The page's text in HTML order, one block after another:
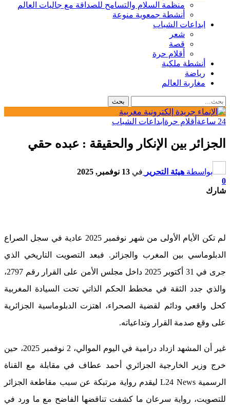
منظمة السلام والتسامح للصداقة مع جاليات العالم
أنشطة جمعوية منوعة
ابداعات الشباب
شعر
قصة
أقلام حرة
أنشطة ملكية
رياضة
مغاربة العالم
24 ساعة أقلام حرة ابداعات الشباب
الجزائر بين الإنكار والحقيقة : عبده حقي
بواسطة هيئة التحرير في 13 نوفمبر, 2025
0
شارك
لم تكن الأيام الأولى من شهر نوفمبر 2025 عادية في سجل الصراع
الدبلوماسي بين المغرب والجزائر. فبعد التصويت التاريخي الذي
جرى في 31 أكتوبر 2025 داخل مجلس الأمن على القرار رقم 2797،
والذي جدد الثقة في مخطط الحكم الذاتي تحت السيادة المغربية
كحل واقعي ودائم لقضية الصحراء، اهتزت الدبلوماسية الجزائرية
على وقع صدمة القرار وتداعياته.
غير أن المشهد ازداد درامية في اليوم الموالي، 2 نوفمبر 2025، حين
خرج وزير الخارجية الجزائري أحمد عطاف في مقابلة مع القناة
الرسمية L24 News ليقدم رواية مرتبكة عن سبب مقاطعة الجزائر
للتصويت، رواية سرعان ما كشفت تناقضها الفاضح مع ما ورد في